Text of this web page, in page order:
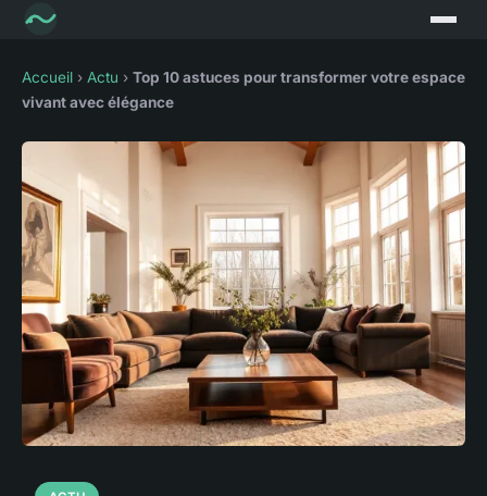
Accueil › Actu › Top 10 astuces pour transformer votre espace
vivant avec élégance